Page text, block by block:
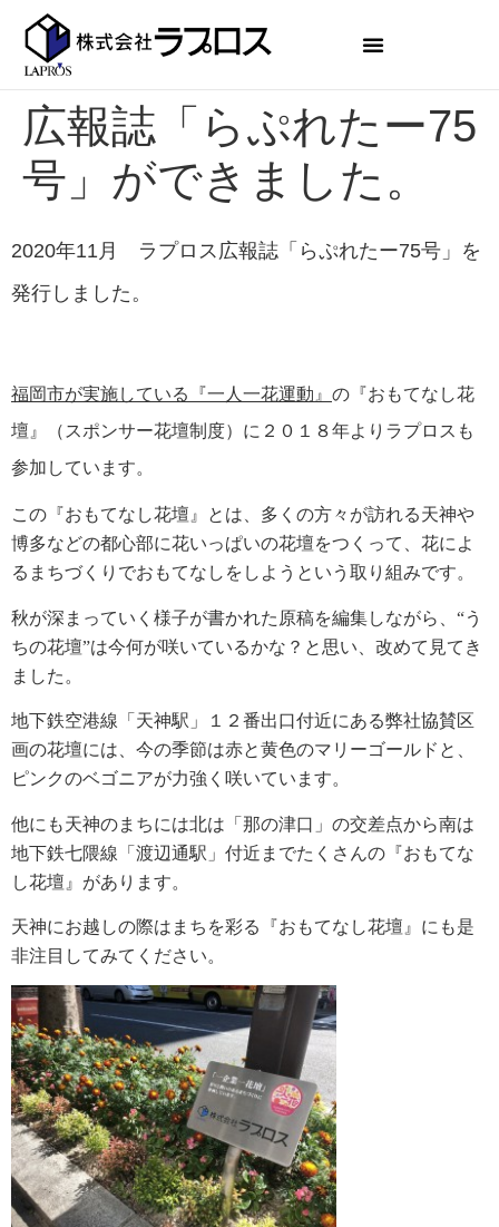
広報誌「らぷれたー75
号」ができました。
2020年11月 ラプロス広報誌「らぷれたー75号」を
発行しました。
福岡市が実施している『一人一花運動』 の『おもてなし花
壇』（スポンサー花壇制度）に２０１８年よりラプロスも
参加しています。
この『おもてなし花壇』とは、多くの方々が訪れる天神や
博多などの都心部に花いっぱいの花壇をつくって、花によ
るまちづくりでおもてなしをしようという取り組みです。
秋が深まっていく様子が書かれた原稿を編集しながら、“う
ちの花壇”は今何が咲いているかな？と思い、改めて見てき
ました。
地下鉄空港線「天神駅」１２番出口付近にある弊社協賛区
画の花壇には、今の季節は赤と黄色のマリーゴールドと、
ピンクのベゴニアが力強く咲いています。
他にも天神のまちには北は「那の津口」の交差点から南は
地下鉄七隈線「渡辺通駅」付近までたくさんの『おもてな
し花壇』があります。
天神にお越しの際はまちを彩る『おもてなし花壇』にも是
非注目してみてください。